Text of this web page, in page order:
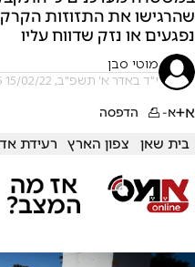
שהרגישו את התזוזות
נפגעים או נזק שדווח עליו
מוטי סבן
י"ד באדר א׳ תשפ"ב, 15/02/22 19:25
א+א- הדפסה
בית שאן צפון הארץ רעידת